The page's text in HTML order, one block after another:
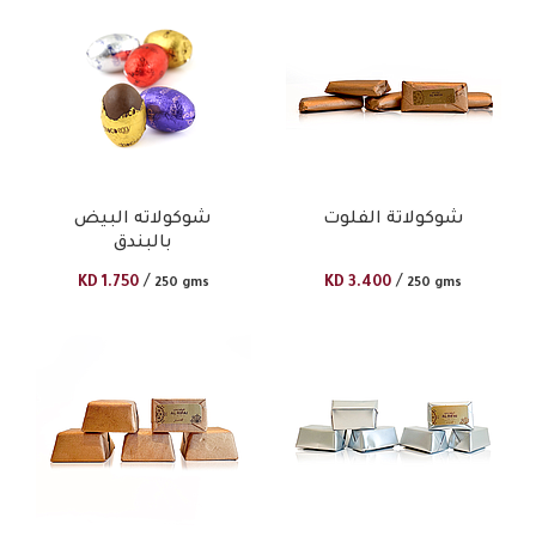
شوكولاته البيض
بالبندق
KD 1.750 / 250 gms
شوكولاتة الفلوت
KD 3.400 / 250 gms